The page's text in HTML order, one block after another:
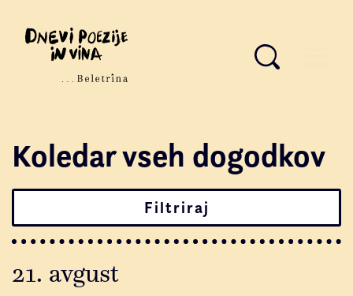
Koledar vseh dogodkov
Filtriraj
21. avgust